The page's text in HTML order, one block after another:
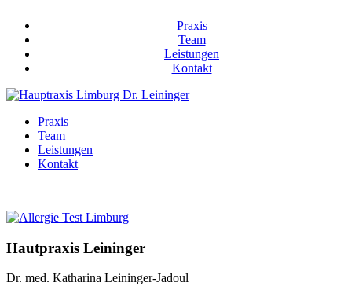
Praxis
Team
Leistungen
Kontakt
Praxis
Team
Leistungen
Kontakt
Hautpraxis Leininger
Dr. med. Katharina Leininger-Jadoul